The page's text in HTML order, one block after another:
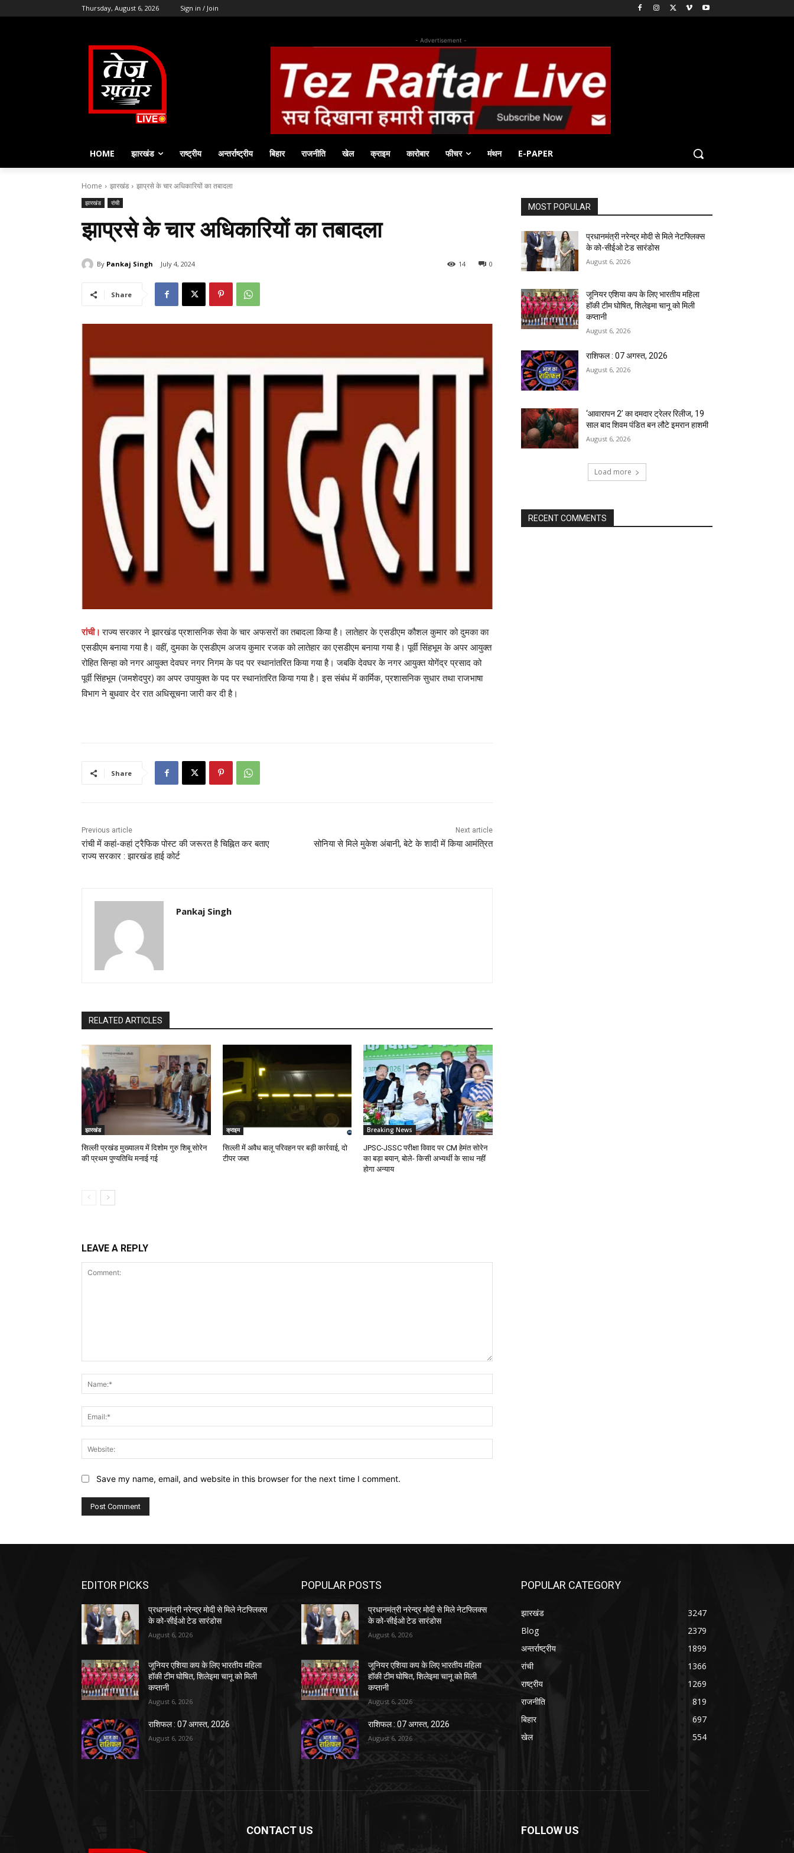
Thursday, August 6, 2026 Sign in / Join
- Advertisement -
HOME झारखंड राष्ट्रीय अन्तर्राष्ट्रीय बिहार राजनीति खेल क्राइम कारोबार फीचर मंथन E-PAPER
Home झारखंड झाप्रसे के चार अधिकारियों का तबादला
झारखंड रांची
झाप्रसे के चार अधिकारियों का तबादला
By Pankaj Singh July 4, 2024 0
14
Share
रांची।राज्य सरकार ने झारखंड प्रशासनिक सेवा के चार अफसरों का तबादला किया है। लातेहार के एसडीएम कौशल कुमार को दुमका का
एसडीएम बनाया गया है। वहीं, दुमका के एसडीएम अजय कुमार रजक को लातेहार का एसडीएम बनाया गया है। पूर्वी सिंहभूम के अपर आयुक्त
रोहित सिन्हा को नगर आयुक्त देवघर नगर निगम के पद पर स्थानांतरित किया गया है। जबकि देवघर के नगर आयुक्त योगेंद्र प्रसाद को
पूर्वी सिंहभूम (जमशेदपुर) का अपर उपायुक्त के पद पर स्थानांतरित किया गया है। इस संबंध में कार्मिक, प्रशासनिक सुधार तथा राजभाषा
विभाग ने बुधवार देर रात अधिसूचना जारी कर दी है।
Share
Previous article
रांची में कहां-कहां ट्रैफिक पोस्ट की जरूरत है चिह्नित कर बताए
राज्य सरकार : झारखंड हाई कोर्ट
Next article
सोनिया से मिले मुकेश अंबानी, बेटे के शादी में किया आमंत्रित
Pankaj Singh
RELATED ARTICLES
झारखंड
सिल्ली प्रखंड मुख्यालय में दिशोम गुरु शिबू सोरेन
की प्रथम पुण्यतिथि मनाई गई
क्राइम
सिल्ली में अवैध बालू परिवहन पर बड़ी कार्रवाई, दो
टीपर जब्त
Breaking News
JPSC-JSSC परीक्षा विवाद पर CM हेमंत सोरेन
का बड़ा बयान, बोले- किसी अभ्यर्थी के साथ नहीं
होगा अन्याय
LEAVE A REPLY
Save my name, email, and website in this browser for the next time I comment.
MOST POPULAR
प्रधानमंत्री नरेन्द्र मोदी से मिले नेटफ्लिक्स
के को-सीईओ टेड सारंडोस
August 6, 2026
जूनियर एशिया कप के लिए भारतीय महिला
हॉकी टीम घोषित, शिलेइमा चानू को मिली
कप्तानी
August 6, 2026
राशिफल : 07 अगस्त, 2026
August 6, 2026
‘आवारापन 2’ का दमदार ट्रेलर रिलीज, 19
साल बाद शिवम पंडित बन लौटे इमरान हाशमी
August 6, 2026
Load more
RECENT COMMENTS
EDITOR PICKS
प्रधानमंत्री नरेन्द्र मोदी से मिले नेटफ्लिक्स
के को-सीईओ टेड सारंडोस
August 6, 2026
जूनियर एशिया कप के लिए भारतीय महिला
हॉकी टीम घोषित, शिलेइमा चानू को मिली
कप्तानी
August 6, 2026
राशिफल : 07 अगस्त, 2026
August 6, 2026
POPULAR POSTS
प्रधानमंत्री नरेन्द्र मोदी से मिले नेटफ्लिक्स
के को-सीईओ टेड सारंडोस
August 6, 2026
जूनियर एशिया कप के लिए भारतीय महिला
हॉकी टीम घोषित, शिलेइमा चानू को मिली
कप्तानी
August 6, 2026
राशिफल : 07 अगस्त, 2026
August 6, 2026
POPULAR CATEGORY
झारखंड
3247
Blog
2379
अन्तर्राष्ट्रीय
1899
रांची
1366
राष्ट्रीय
1269
राजनीति
819
बिहार
697
खेल
554
CONTACT US FOLLOW US